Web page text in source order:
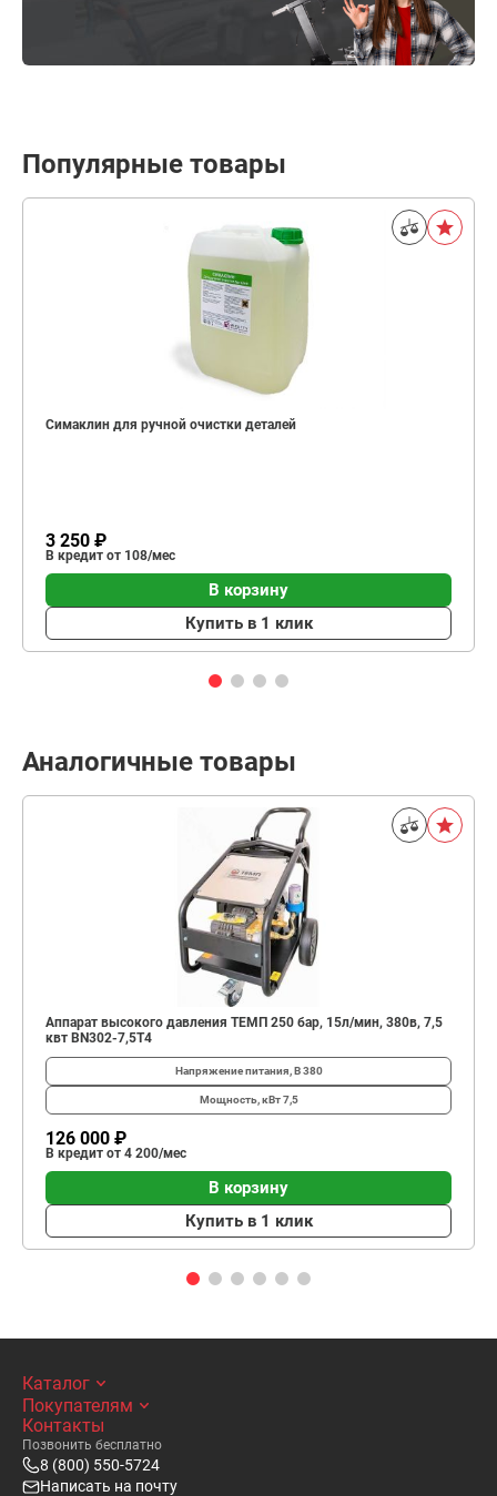
Популярные товары
Симаклин для ручной очистки деталей
3 250 ₽
В кредит от 108/мес
В корзину
Купить в 1 клик
Аналогичные товары
Аппарат высокого давления ТЕМП 250 бар, 15л/мин, 380в, 7,5
квт BN302-7,5T4
Напряжение питания, В380
Мощность, кВт7,5
126 000 ₽
В кредит от 4 200/мес
В корзину
Купить в 1 клик
Каталог
Покупателям
Контакты
Позвонить бесплатно
8 (800) 550-5724
Написать на почту